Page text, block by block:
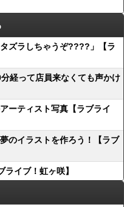
ズラしちゃうぞ????」【ラ
経って店員来なくても声かけ
ーティスト写真【ラブライ
のイラストを作ろう！【ラブ
ライブ！虹ヶ咲】